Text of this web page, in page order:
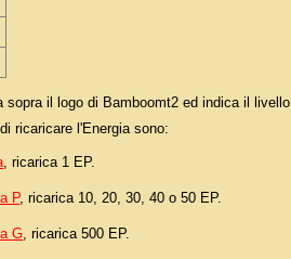
sopra il logo di Bamboomt2 ed indica il
ricaricare l'Energia sono:
, ricarica 1 EP.
P, ricarica 10, 20, 30, 40 o 50 EP.
G, ricarica 500 EP.